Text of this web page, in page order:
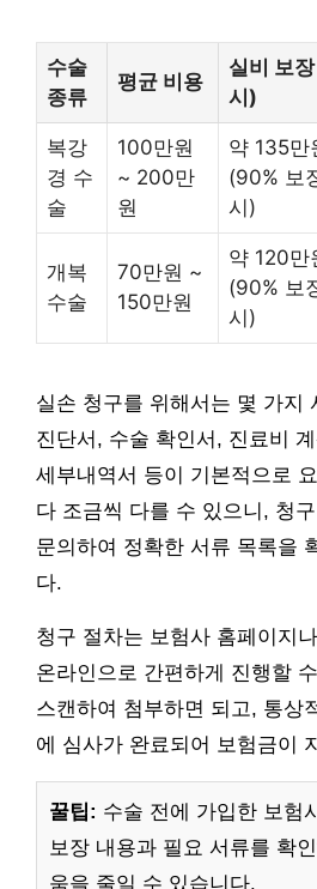
수술
종류
평균 비용
실비 보
시)
복강
경 수
술
100만원
~ 200만
원
약 135만
(90% 보
시)
개복
수술
70만원 ~
150만원
약 120만
(90% 보
시)
실손 청구를 위해서는 몇 가지
진단서, 수술 확인서, 진료비
세부내역서 등이 기본적으로
다 조금씩 다를 수 있으니, 청
문의하여 정확한 서류 목록을
다.
청구 절차는 보험사 홈페이지
온라인으로 간편하게 진행할
스캔하여 첨부하면 되고, 통상
에 심사가 완료되어 보험금이
꿀팁: 수술 전에 가입한 보험
보장 내용과 필요 서류를 확
움을 줄일 수 있습니다.